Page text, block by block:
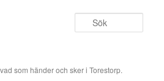
som händer och sker i Torestorp.